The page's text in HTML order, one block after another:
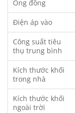
Ống đồng
Điện áp vào
Công suất tiêu
thụ trung bình
Kích thước khối
trong nhà
Kích thước khối
ngoài trời